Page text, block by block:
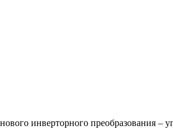
инверторного преобразования –